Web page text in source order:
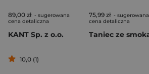
89,00 zł - sugerowana
cena detaliczna
KANT Sp. z o.o.
10,0 (1)
75,99 zł - sugerowana
cena detaliczna